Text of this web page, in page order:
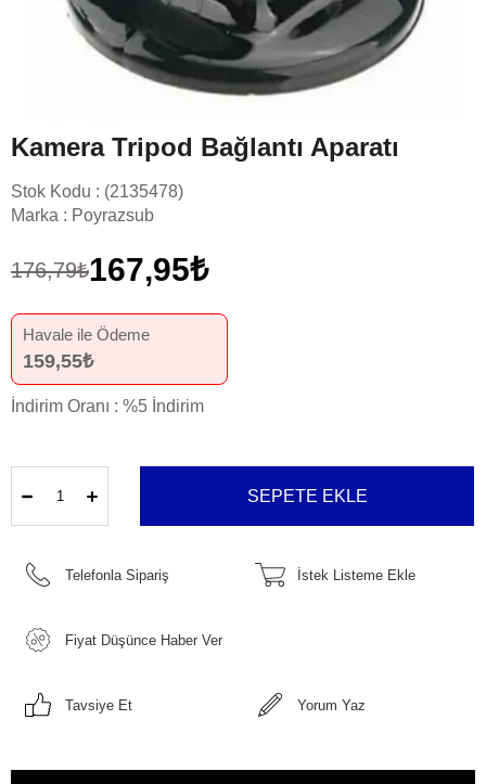
Kamera Tripod Bağlantı Aparatı
Stok Kodu
(2135478)
Marka : Poyrazsub
176,79₺167,95₺
Havale ile Ödeme
159,55₺
İndirim Oranı : %5 İndirim
Telefonla Sipariş İstek Listeme Ekle
Fiyat Düşünce Haber Ver
Tavsiye Et Yorum Yaz